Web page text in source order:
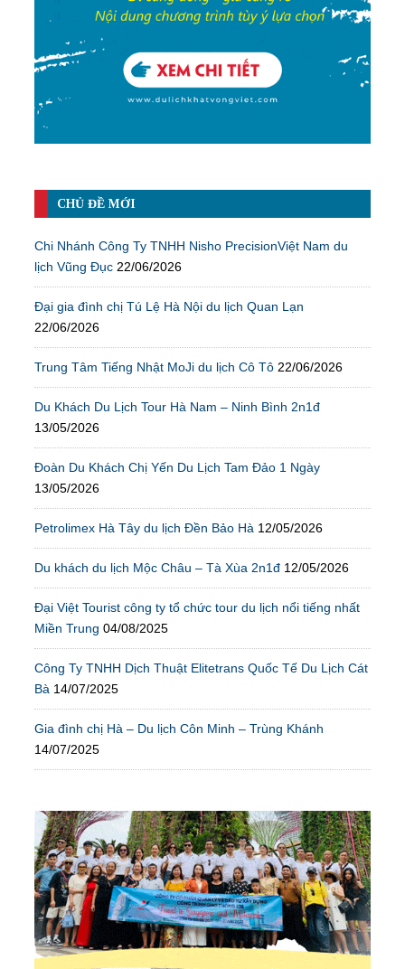
CHỦ ĐỀ MỚI
Chi Nhánh Công Ty TNHH Nisho PrecisionViệt Nam du
lịch Vũng Đục 22/06/2026
Đại gia đình chị Tú Lệ Hà Nội du lịch Quan Lạn
22/06/2026
Trung Tâm Tiếng Nhật MoJi du lịch Cô Tô 22/06/2026
Du Khách Du Lịch Tour Hà Nam – Ninh Bình 2n1đ
13/05/2026
Đoàn Du Khách Chị Yến Du Lịch Tam Đảo 1 Ngày
13/05/2026
Petrolimex Hà Tây du lịch Đền Bảo Hà 12/05/2026
Du khách du lịch Mộc Châu – Tà Xùa 2n1đ 12/05/2026
Đại Việt Tourist công ty tổ chức tour du lịch nổi tiếng nhất
Miền Trung 04/08/2025
Công Ty TNHH Dịch Thuật Elitetrans Quốc Tế Du Lịch Cát
Bà 14/07/2025
Gia đình chị Hà – Du lịch Côn Minh – Trùng Khánh
14/07/2025